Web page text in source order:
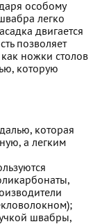
особому
легко
двигается
позволяет
ножки столов
которую
которая
а легким
швабры,